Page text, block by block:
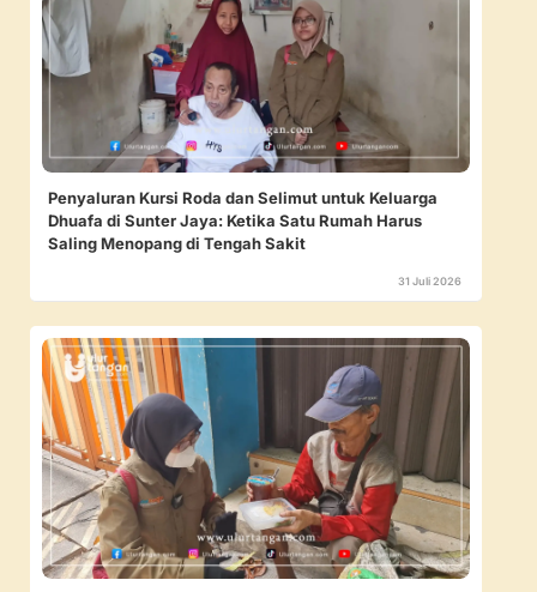
Penyaluran Kursi Roda dan Selimut untuk Keluarga
Dhuafa di Sunter Jaya: Ketika Satu Rumah Harus
Saling Menopang di Tengah Sakit
31 Juli 2026